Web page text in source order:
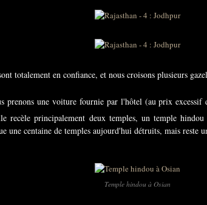
totalement en confiance, et nous croisons plusieurs
prenons une voiture fournie par l'hôtel (au prix
recèle principalement deux temples, un temple
une centaine de temples aujourd'hui détruits, mais reste
Temple hindou à Osian